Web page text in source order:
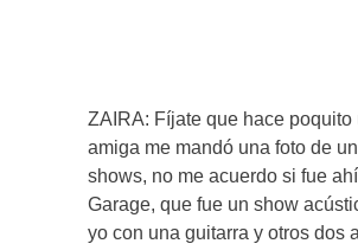
ZAIRA: Fíjate que hace poquito
amiga me mandó una foto de
shows, no me acuerdo si fue ahí
Garage, que fue un show
yo con una guitarra y otros dos